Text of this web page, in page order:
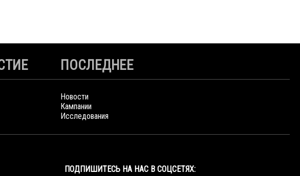
ПОСЛЕДНЕЕ
Новости
Кампании
Исследования
ПОДПИШИТЕСЬ НА НАС В СОЦСЕТЯХ: